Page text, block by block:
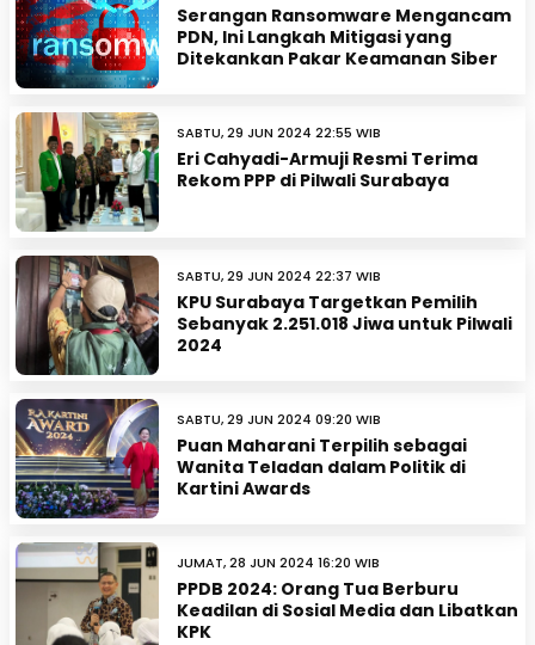
Serangan Ransomware Mengancam
PDN, Ini Langkah Mitigasi yang
Ditekankan Pakar Keamanan Siber
SABTU, 29 JUN 2024 22:55 WIB
Eri Cahyadi-Armuji Resmi Terima
Rekom PPP di Pilwali Surabaya
SABTU, 29 JUN 2024 22:37 WIB
KPU Surabaya Targetkan Pemilih
Sebanyak 2.251.018 Jiwa untuk Pilwali
2024
SABTU, 29 JUN 2024 09:20 WIB
Puan Maharani Terpilih sebagai
Wanita Teladan dalam Politik di
Kartini Awards
JUMAT, 28 JUN 2024 16:20 WIB
PPDB 2024: Orang Tua Berburu
Keadilan di Sosial Media dan Libatkan
KPK